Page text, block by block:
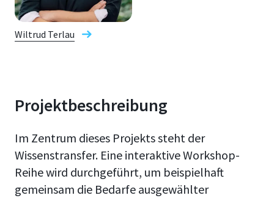
Wiltrud Terlau
Projektbeschreibung
Im Zentrum dieses Projekts steht der
Wissenstransfer. Eine interaktive Workshop-
Reihe wird durchgeführt, um beispielhaft
gemeinsam die Bedarfe ausgewählter